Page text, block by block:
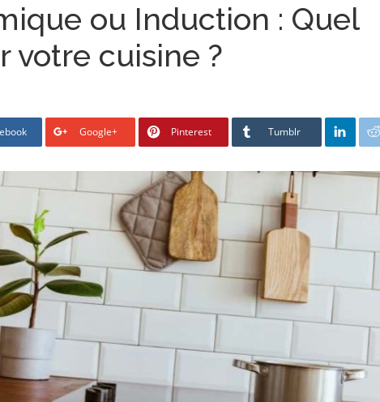
ou Induction : Quel
votre cuisine ?
Google+ Pinterest Tumblr